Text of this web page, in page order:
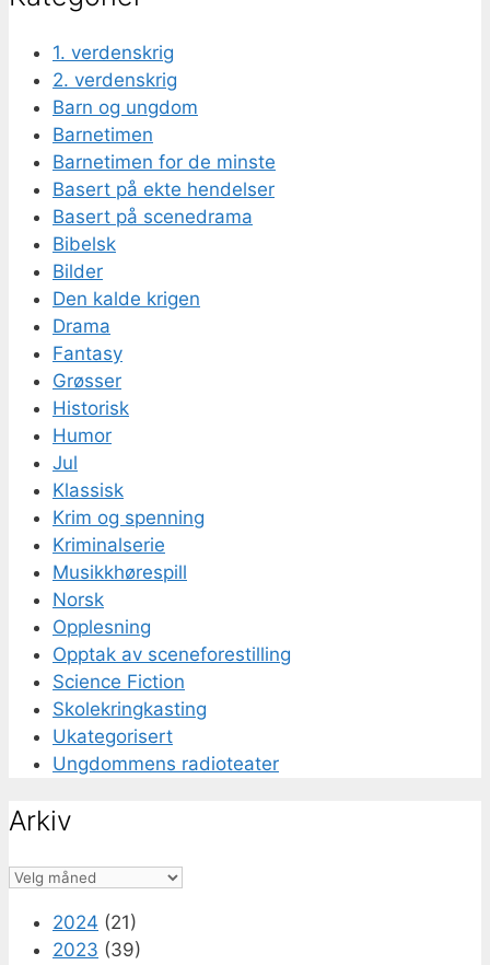
1. verdenskrig
2. verdenskrig
Barn og ungdom
Barnetimen
Barnetimen for de minste
Basert på ekte hendelser
Basert på scenedrama
Bibelsk
Bilder
Den kalde krigen
Drama
Fantasy
Grøsser
Historisk
Humor
Jul
Klassisk
Krim og spenning
Kriminalserie
Musikkhørespill
Norsk
Opplesning
Opptak av sceneforestilling
Science Fiction
Skolekringkasting
Ukategorisert
Ungdommens radioteater
Arkiv
Arkiv
2024 (21)
2023 (39)